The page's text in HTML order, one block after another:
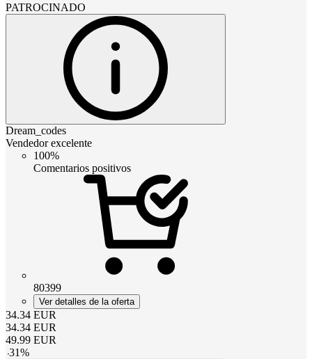
PATROCINADO
Dream_codes
Vendedor excelente
100%
Comentarios positivos
80399
Ver detalles de la oferta
34.34 EUR
34.34 EUR
49.99 EUR
-31%